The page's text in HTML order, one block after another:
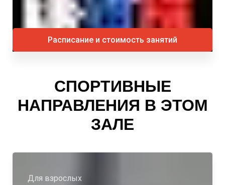
Расписание и стоимость занятий
СПОРТИВНЫЕ
НАПРАВЛЕНИЯ В ЭТОМ
ЗАЛЕ
Для взрослых